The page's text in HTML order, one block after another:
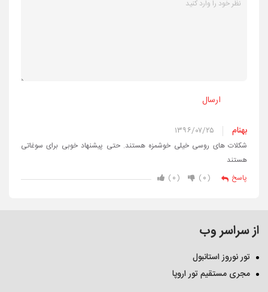
ارسال
بهنام ۱۳۹۶/۰۷/۲۵
شکلات های روسی خیلی خوشمزه هستند. حتی پیشنهاد خوبی برای سوغاتی
هستند
پاسخ
۰ ۰
از سراسر وب
تور نوروز استانبول
مجری مستقیم تور اروپا